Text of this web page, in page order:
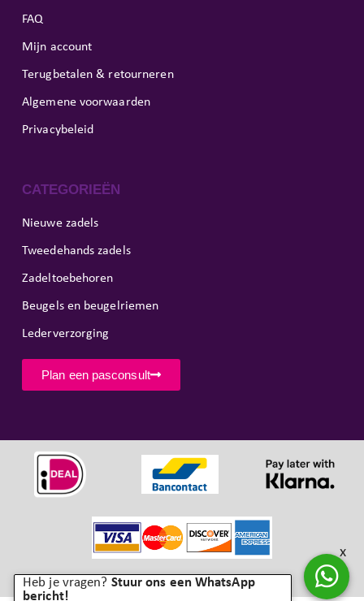
Heb je vragen? Stuur ons een WhatsApp
bericht!
x
FAQ
Mijn account
Terugbetalen & retourneren
Algemene voorwaarden
Privacybeleid
CATEGORIEËN
Nieuwe zadels
Tweedehands zadels
Zadeltoebehoren
Beugels en beugelriemen
Lederverzorging
Plan een pasconsult
Copyright © SR Horseproducts 2026